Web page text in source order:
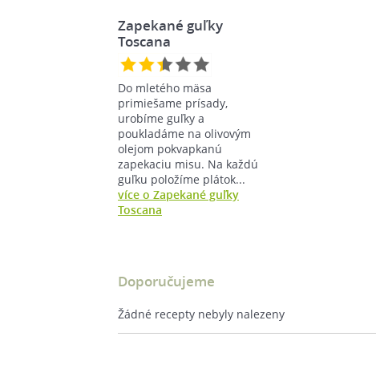
Zapekané guľky
Toscana
Do mletého mäsa
primiešame prísady,
urobíme guľky a
poukladáme na olivovým
olejom pokvapkanú
zapekaciu misu. Na každú
guľku položíme plátok...
více o Zapekané guľky
Toscana
Doporučujeme
Žádné recepty nebyly nalezeny